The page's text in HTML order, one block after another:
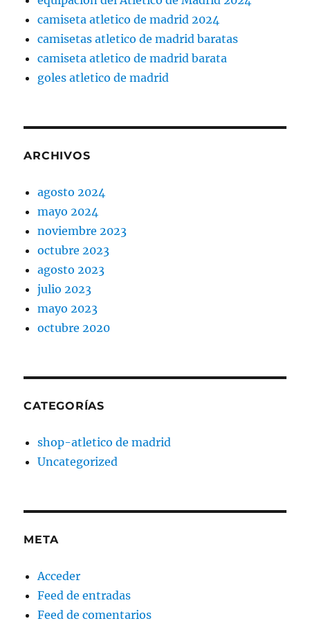
camiseta atletico de madrid 2024
camisetas atletico de madrid baratas
camiseta atletico de madrid barata
goles atletico de madrid
ARCHIVOS
agosto 2024
mayo 2024
noviembre 2023
octubre 2023
agosto 2023
julio 2023
mayo 2023
octubre 2020
CATEGORÍAS
shop-atletico de madrid
Uncategorized
META
Acceder
Feed de entradas
Feed de comentarios